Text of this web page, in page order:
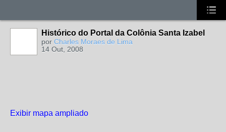
Histórico do Portal da Colônia Santa Izabel
por Charles Moraes de Lima
14 Out, 2008
Exibir mapa ampliado